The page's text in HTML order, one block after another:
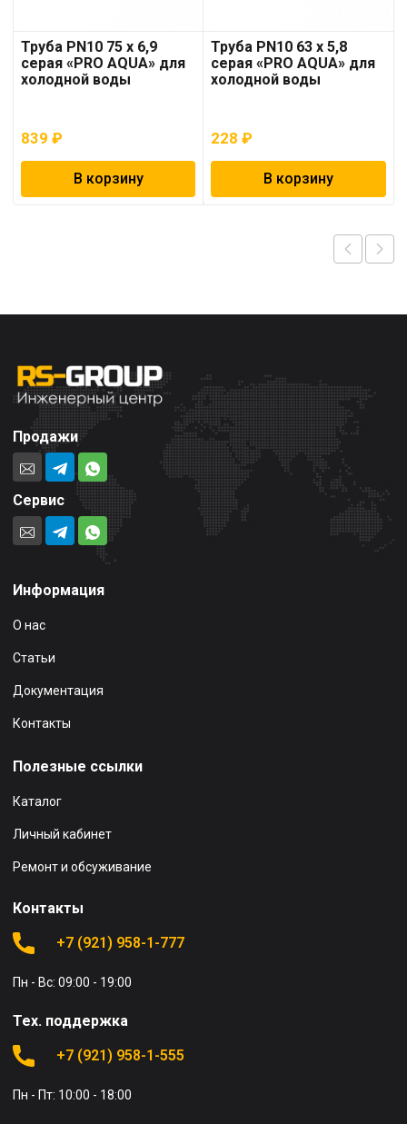
Труба PN10 75 x 6,9
серая «PRO AQUA» для
холодной воды
839 ₽
В корзину
Труба PN10 63 x 5,8
серая «PRO AQUA» для
холодной воды
228₽
В корзину
Продажи
Сервис
Информация
О нас
Статьи
Документация
Контакты
Полезные ссылки
Каталог
Личный кабинет
Ремонт и обсуживание
Контакты
+7 (921) 958-1-777
Пн - Вс: 09:00 - 19:00
Тех. поддержка
+7 (921) 958-1-555
Пн - Пт: 10:00 - 18:00